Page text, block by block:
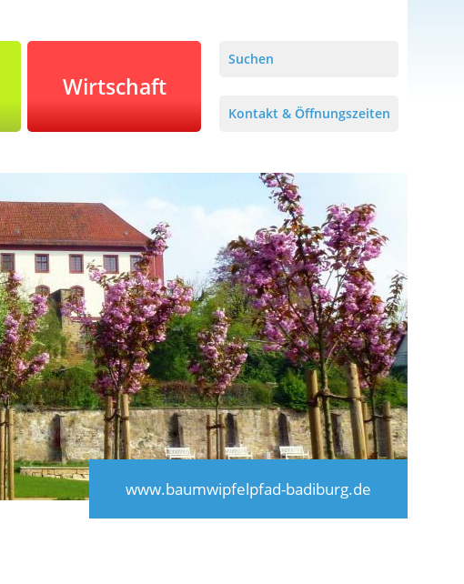
Wirtschaft
Suchen
Kontakt & Öffnungszeiten
www.baumwipfelpfad-badiburg.de